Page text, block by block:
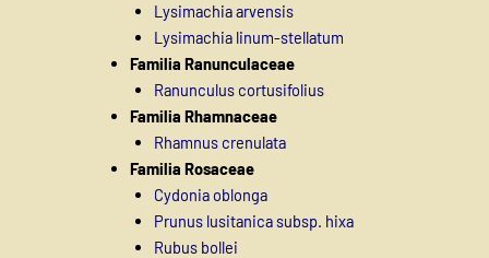
Lysimachia arvensis
Lysimachia linum-stellatum
Familia Ranunculaceae
Ranunculus cortusifolius
Familia Rhamnaceae
Rhamnus crenulata
Familia Rosaceae
Cydonia oblonga
Prunus lusitanica subsp. hixa
Rubus bollei